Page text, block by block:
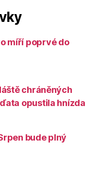
míří poprvé do
chráněných
opustila hnízda
bude plný